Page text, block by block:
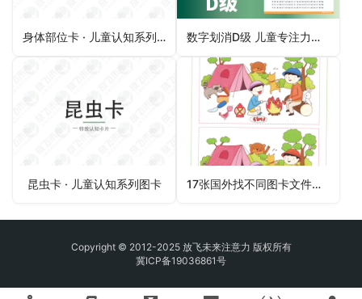
身体部位卡 · 儿童认知系列图卡 数字划消D级 儿童专注力清晰无水印图卡片
昆虫卡 · 儿童认知系列图卡 17张国外找不同图卡文件下载 训练儿童注意力改善注意力不集中
Copyright © 2012-2025 放飞未来注意力 版权所有
冀ICP备19036861号